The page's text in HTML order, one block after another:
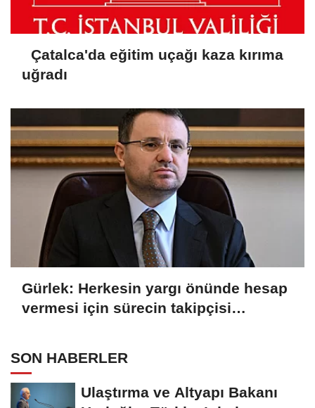
Çatalca'da eğitim uçağı kaza kırıma
uğradı
Gürlek: Herkesin yargı önünde hesap
vermesi için sürecin takipçisi
SON HABERLER
Ulaştırma ve Altyapı Bakanı